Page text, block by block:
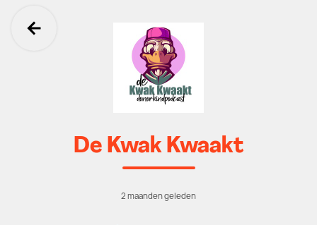
Ga terug
De Kwak Kwaakt
2 maanden geleden